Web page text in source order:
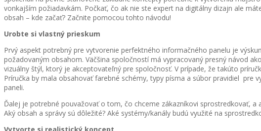
vonkajším požiadavkám. Počkať, čo ak nie ste expert na digitálny dizajn ale
obsah – kde začať? Začnite pomocou tohto návodu!
Urobte si vlastný prieskum
Prvý aspekt potrebný pre vytvorenie perfektného informačného panelu je
požadovaným obsahom. Väčšina spoločností má vypracovaný presný návod
vizuálny štýl, ktorý je akceptovateľný pre spoločnosť. V prípade, že takúto
Príručka by mala obsahovať farebné schémy, typy písma a súbor pravidiel pre
paneli.
Ďalej je potrebné pouvažovať o tom, čo chceme zákazníkovi sprostredkovať,
Aký obsah a správy sú dôležité? Aké systémy/kanály budú využité na